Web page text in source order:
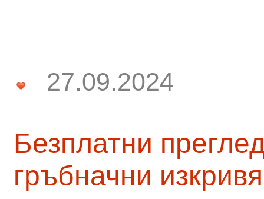
27.09.2024
Безплатни
гръбначни